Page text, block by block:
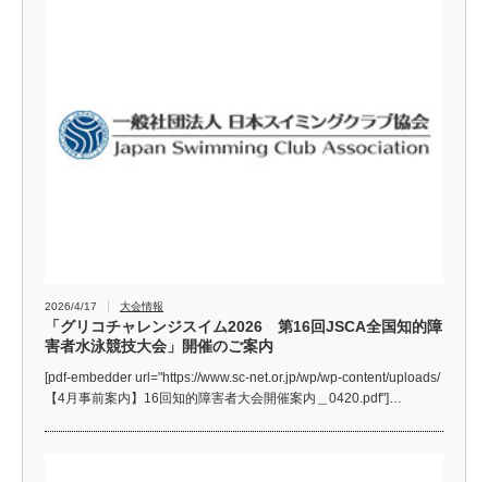
2026/4/17 大会情報
「グリコチャレンジスイム2026 第16回JSCA全国知的障
害者水泳競技大会」開催のご案内
[pdf-embedder url="https://www.sc-net.or.jp/wp/wp-content/uploads/
【4月事前案内】16回知的障害者大会開催案内＿0420.pdf"]…